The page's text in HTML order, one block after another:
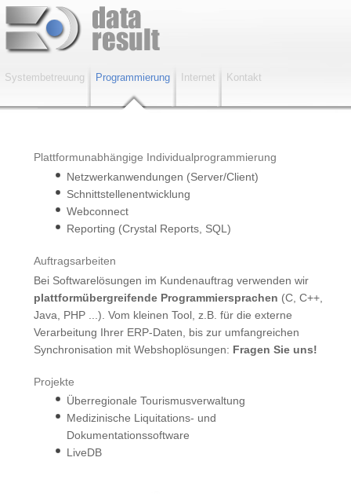
Systembetreuung Programmierung Internet Kontakt
Plattformunabhängige Individualprogrammierung
Netzwerkanwendungen (Server/Client)
Schnittstellenentwicklung
Webconnect
Reporting (Crystal Reports, SQL)
Auftragsarbeiten
Bei Softwarelösungen im Kundenauftrag verwenden wir
plattformübergreifende Programmiersprachen (C, C++,
Java, PHP ...). Vom kleinen Tool, z.B. für die externe
Verarbeitung Ihrer ERP-Daten, bis zur umfangreichen
Synchronisation mit Webshoplösungen: Fragen Sie uns!
Projekte
Überregionale Tourismusverwaltung
Medizinische Liquitations- und
Dokumentationssoftware
LiveDB
Systembetreuung, Infrastruktur, Datenschutz
Zertifiziert)
Software- und Webentwicklungen
(Datenanbindungen, Shopverwaltung, Webservices
etc.)
Individualprogrammierung
(plattformunabhängig), Server/Client
Server